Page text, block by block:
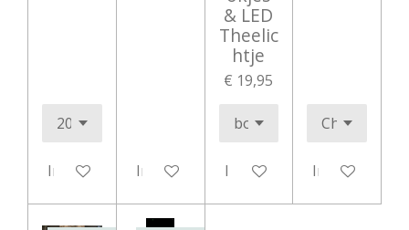
In winkelwagenIn winkelwagen
& LED
Theelic
htje
€ 19,95
In winkelwagenIn